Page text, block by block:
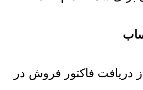
دریافت فاکتور فروش در